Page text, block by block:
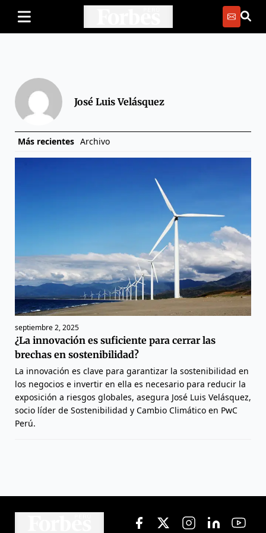
José Luis Velásquez
Más recientes Archivo
septiembre 2, 2025
¿La innovación es suficiente para cerrar las
brechas en sostenibilidad?
La innovación es clave para garantizar la sostenibilidad en
los negocios e invertir en ella es necesario para reducir la
exposición a riesgos globales, asegura José Luis Velásquez,
socio líder de Sostenibilidad y Cambio Climático en PwC
Perú.